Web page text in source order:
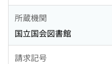
所蔵機関
国立国会図書館
請求記号